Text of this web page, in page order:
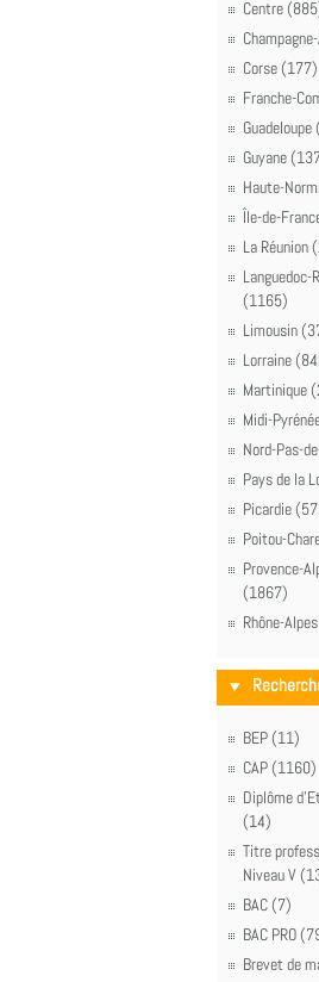
Centre
Corse (177)
Franche-
Guyane
Haute-
Île-de-
La Réunion
Languedoc-
(1165)
Limousin
Lorraine
Martinique
Midi-
Nord-Pas-
Pays de la
Picardie
Poitou-
Provence-
(1867)
Rhône-
BEP (11)
CAP (1160)
Diplôme
(14)
Titre
Niveau V
BAC (7)
BAC PRO
Brevet de